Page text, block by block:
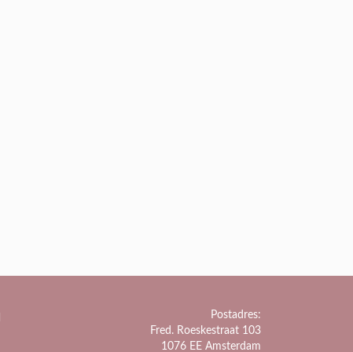
Postadres:
Fred. Roeskestraat 103
1076 EE Amsterdam